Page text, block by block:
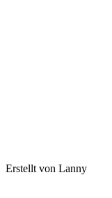
Erstellt von Lanny